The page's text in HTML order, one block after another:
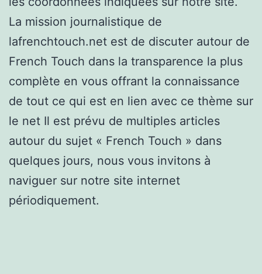
La mission journalistique de
lafrenchtouch.net est de discuter autour de
French Touch dans la transparence la plus
complète en vous offrant la connaissance
de tout ce qui est en lien avec ce thème sur
le net Il est prévu de multiples articles
autour du sujet « French Touch » dans
quelques jours, nous vous invitons à
naviguer sur notre site internet
périodiquement.